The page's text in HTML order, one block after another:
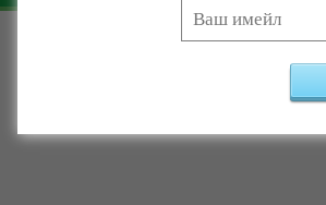
Аккумуляторы для